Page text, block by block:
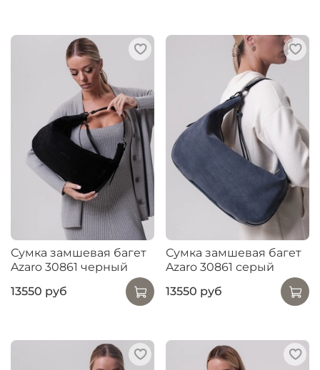
Сумка замшевая багет
Azaro 30861 черный
13550 руб
Сумка замшевая багет
Azaro 30861 серый
13550 руб